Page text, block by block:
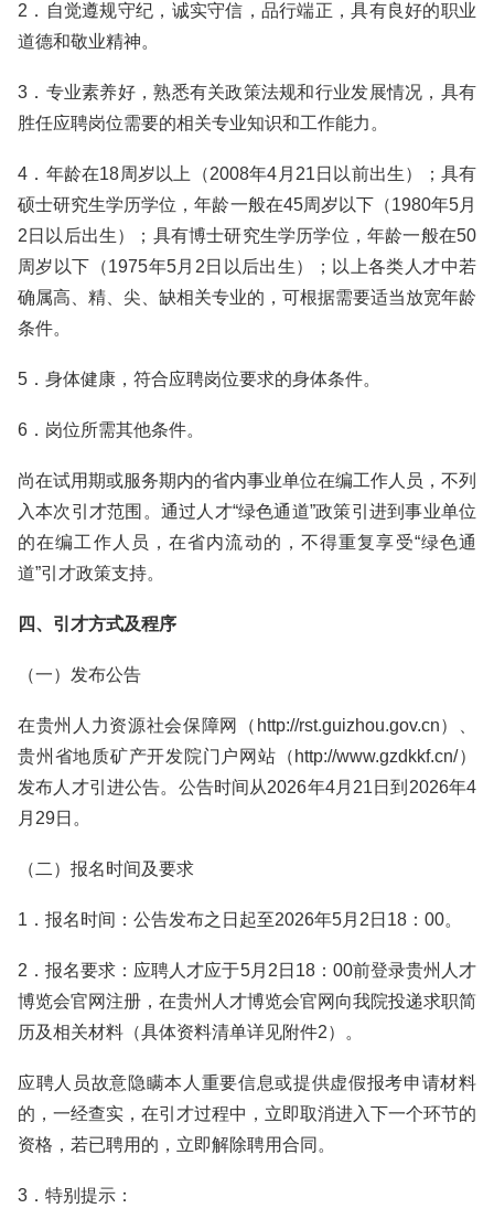
2．自觉遵规守纪，诚实守信，品行端正，具有良好的职业
道德和敬业精神。
3．专业素养好，熟悉有关政策法规和行业发展情况，具有
胜任应聘岗位需要的相关专业知识和工作能力。
4．年龄在18周岁以上（2008年4月21日以前出生）；具有
硕士研究生学历学位，年龄一般在45周岁以下（1980年5月
2日以后出生）；具有博士研究生学历学位，年龄一般在50
周岁以下（1975年5月2日以后出生）；以上各类人才中若
确属高、精、尖、缺相关专业的，可根据需要适当放宽年龄
条件。
5．身体健康，符合应聘岗位要求的身体条件。
6．岗位所需其他条件。
尚在试用期或服务期内的省内事业单位在编工作人员，不列
入本次引才范围。通过人才“绿色通道”政策引进到事业单位
的在编工作人员，在省内流动的，不得重复享受“绿色通
道”引才政策支持。
四、引才方式及程序
（一）发布公告
在贵州人力资源社会保障网（http://rst.guizhou.gov.cn）、
贵州省地质矿产开发院门户网站（http://www.gzdkkf.cn/）
发布人才引进公告。公告时间从2026年4月21日到2026年4
月29日。
（二）报名时间及要求
1．报名时间：公告发布之日起至2026年5月2日18：00。
2．报名要求：应聘人才应于5月2日18：00前登录贵州人才
博览会官网注册，在贵州人才博览会官网向我院投递求职简
历及相关材料（具体资料清单详见附件2）。
应聘人员故意隐瞒本人重要信息或提供虚假报考申请材料
的，一经查实，在引才过程中，立即取消进入下一个环节的
资格，若已聘用的，立即解除聘用合同。
3．特别提示：